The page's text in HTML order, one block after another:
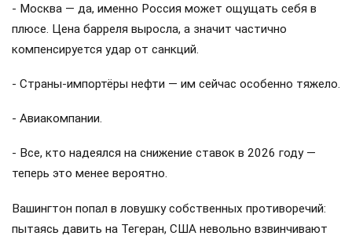
- Москва — да, именно Россия может ощущать себя в
плюсе. Цена барреля выросла, а значит частично
компенсируется удар от санкций.
- Страны-импортёры нефти — им сейчас особенно тяжело.
- Авиакомпании.
- Все, кто надеялся на снижение ставок в 2026 году —
теперь это менее вероятно.
Вашингтон попал в ловушку собственных противоречий:
пытаясь давить на Тегеран, США невольно взвинчивают